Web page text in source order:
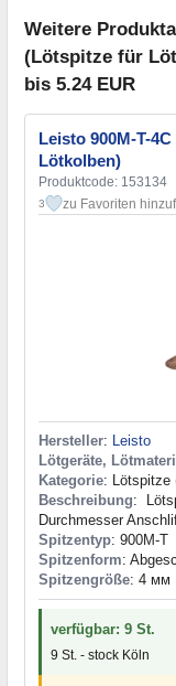
Weitere
(Lötspitze für
bis 5.24 EUR
Leisto 900M-T-
Lötkolben)
Produktcode: 153134
3 zu Favoriten
Hersteller: Leisto
Lötgeräte,
Kategorie: Lötspitze
Beschreibung:
Durchmesser
Spitzentyp: 900M-T
Spitzenform:
Spitzengröße: 4 мм
verfügbar: 9 St.
9 St. - stock Köln